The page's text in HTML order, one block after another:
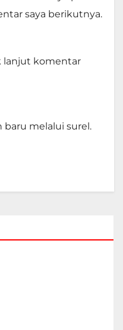
saya berikutnya.
lanjut komentar
baru melalui surel.